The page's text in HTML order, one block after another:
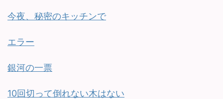
今夜、秘密のキッチンで
エラー
銀河の一票
10回切って倒れない木はない